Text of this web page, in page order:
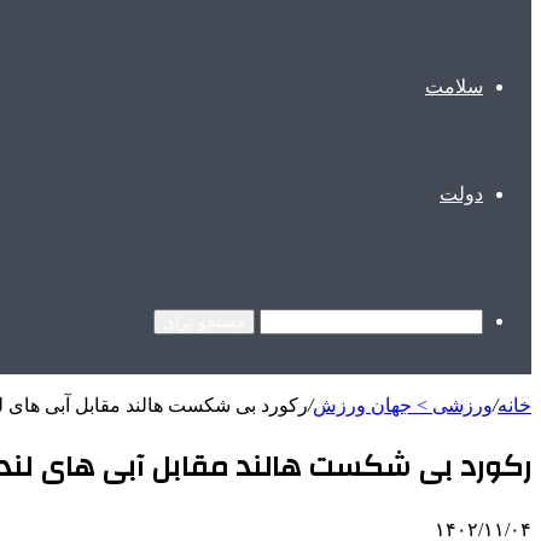
سلامت
دولت
خانه/ورزشی > جهان ورزش/رکورد بی شکست هالند مقابل آبی های
رکورد بی شکست هالند مقابل آبی های
۱۴۰۲/۱۱/۰۴